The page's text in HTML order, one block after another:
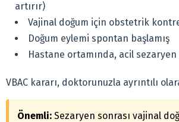
artırır)
Vajinal doğum için obstetrik
Doğum eylemi spontan başlamış
Hastane ortamında, acil
VBAC kararı, doktorunuzla ayrıntılı
Önemli: Sezaryen sonrası vajinal